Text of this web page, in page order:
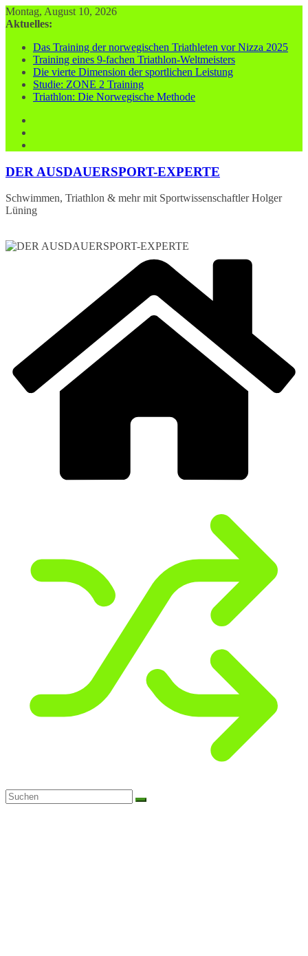
Zum
Inhalt
Montag, August 10, 2026
Aktuelles:
Das Training der norwegischen Triathleten vor Nizza 2025
Training eines 9-fachen Triathlon-Weltmeisters
Die vierte Dimension der sportlichen Leistung
Studie: ZONE 2 Training
Triathlon: Die Norwegische Methode
DER AUSDAUERSPORT-EXPERTE
Schwimmen, Triathlon & mehr mit Sportwissenschaftler Holger
Lüning